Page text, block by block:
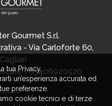
Gourmet S.r.l.
- Via Carloforte 60,
- 03406920920
tua Privacy.
un’esperienza accurata ed
preferenze.
cookie tecnici e di terze